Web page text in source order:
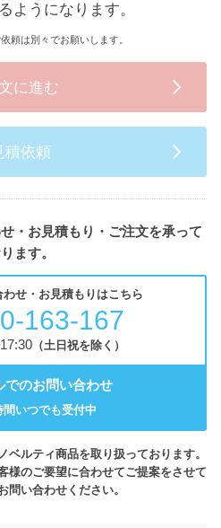
ようになります。
頼は別々でお願いします。
に進む
積依頼
・お見積もり・ご注文を承って
ます。
せ・お見積もりはこちら
163-167
（土日祝を除く）
でのお問い合わせ
間いつでも受付中
ルティ商品を取り扱っております。
様のご要望に合わせてご提案をさせて
問い合わせください。